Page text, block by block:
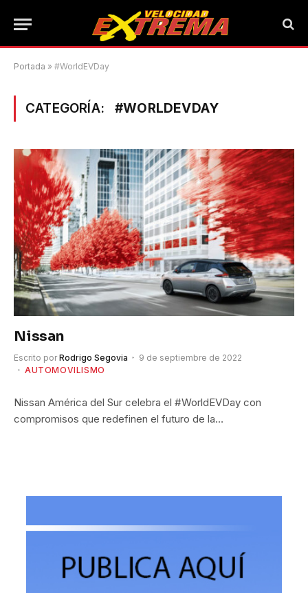
Portada » #WorldEVDay
CATEGORÍA: #WORLDEVDAY
Nissan
Escrito por Rodrigo Segovia
9 de septiembre de 2022
AUTOMOVILISMO
Nissan América del Sur celebra el #WorldEVDay con
compromisos que redefinen el futuro de la…